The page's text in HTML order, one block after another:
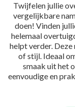
Twijfelen jullie
vergelijkbare
doen! Vinden
helemaal
helpt verder.
of stijl. Ideaal
smaak uit het
eenvoudige en